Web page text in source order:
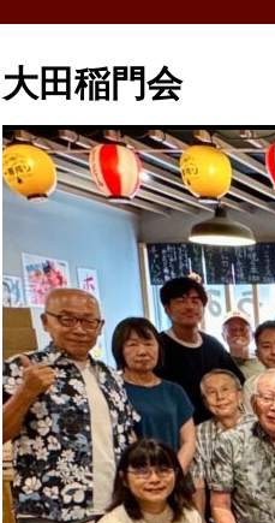
テ
ン
へ
ス
キ
大田稲門会